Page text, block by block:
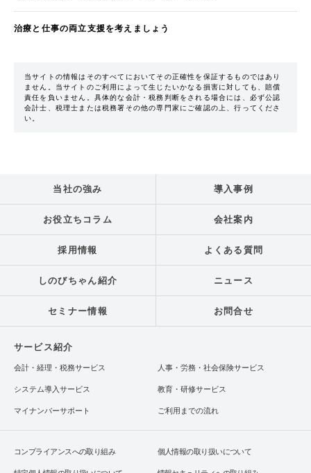
治療と仕事の両立支援を考えましょう
当サイトの情報はそのすべてにおいてその正確性を保証するものではあり
ません。当サイトのご利用によって生じたいかなる損害に対しても、賠償
責任を負いません。具体的な会計・税務判断をされる場合には、必ず公認
会計士、税理士または税務署その他の専門家にご確認の上、行ってくださ
い。
当社の強み 導入事例
お役立ちコラム 会社案内
採用情報 よくある質問
しのびちゃん紹介 ニュース
セミナー情報 お問合せ
サービス紹介
会計・経理・税務サービス 人事・労務・社会保険サービス
システム導入サービス 教育・研修サービス
マイナンバーサポート ご利用までの流れ
コンプライアンスへの取り組み 個人情報の取り扱いについて